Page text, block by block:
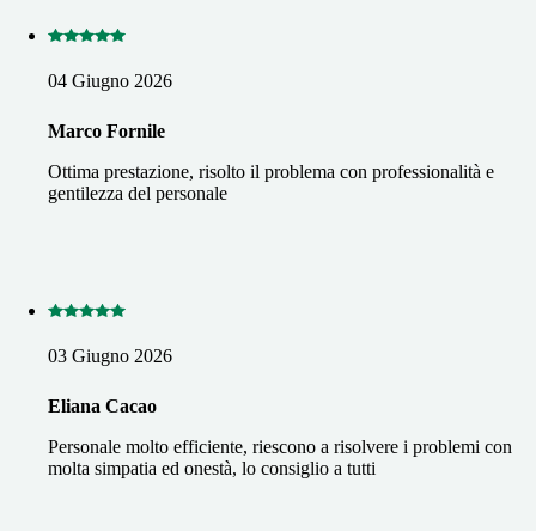
04 Giugno 2026
Marco Fornile
Ottima prestazione, risolto il problema con professionalità e
gentilezza del personale
03 Giugno 2026
Eliana Cacao
Personale molto efficiente, riescono a risolvere i problemi con
molta simpatia ed onestà, lo consiglio a tutti